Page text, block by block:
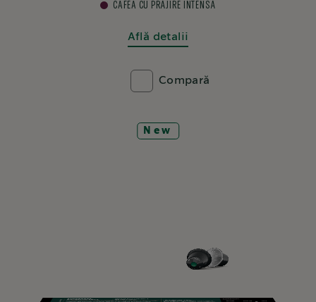
CAFEA CU PRĂJIRE INTENSĂ
Află detalii
Compară
New